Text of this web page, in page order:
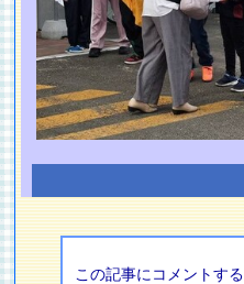
この記事にコメントする